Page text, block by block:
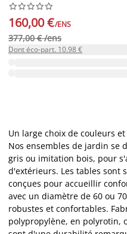






160,00 €/ENS
377,00 € /ens
Dont éco-part. 10.98 €
Un large choix de couleurs
Nos ensembles de jardin se
gris ou imitation bois, pour
d'extérieurs. Les tables sont
conçues pour accueillir
avec un diamètre de 60 ou
robustes et confortables.
polypropylène, en polyrotin,